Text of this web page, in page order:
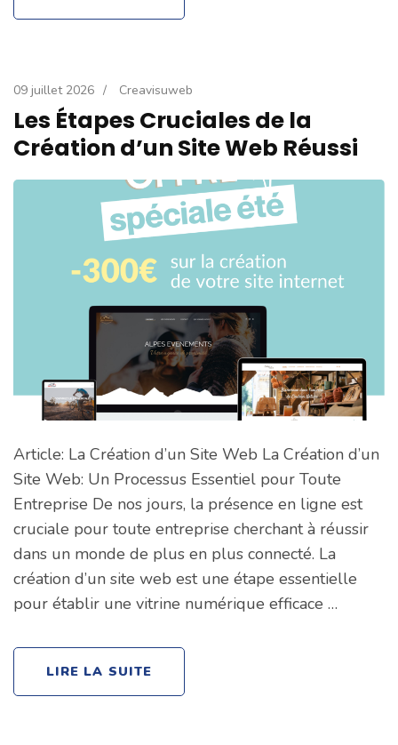
09 juillet 2026 / Creavisuweb
Les Étapes Cruciales de la
Création d’un Site Web Réussi
Article: La Création d’un Site Web La Création d’un
Site Web: Un Processus Essentiel pour Toute
Entreprise De nos jours, la présence en ligne est
cruciale pour toute entreprise cherchant à réussir
dans un monde de plus en plus connecté. La
création d’un site web est une étape essentielle
pour établir une vitrine numérique efficace …
LIRE LA SUITE